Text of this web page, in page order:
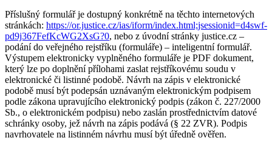
Příslušný formulář je dostupný konkrétně na těchto internetových
stránkách: https://or.justice.cz/ias/iform/index.html;jsessionid=d4swf-
pd9j367FefKcWG2XsG?0, nebo z úvodní stránky justice.cz –
podání do veřejného rejstříku (formuláře) – inteligentní formulář.
Výstupem elektronicky vyplněného formuláře je PDF dokument,
který lze po doplnění přílohami zaslat rejstříkovému soudu v
elektronické či listinné podobě. Návrh na zápis v elektronické
podobě musí být podepsán uznávaným elektronickým podpisem
podle zákona upravujícího elektronický podpis (zákon č. 227/2000
Sb., o elektronickém podpisu) nebo zaslán prostřednictvím datové
schránky osoby, jež návrh na zápis podává (§ 22 ZVR). Podpis
navrhovatele na listinném návrhu musí být úředně ověřen.